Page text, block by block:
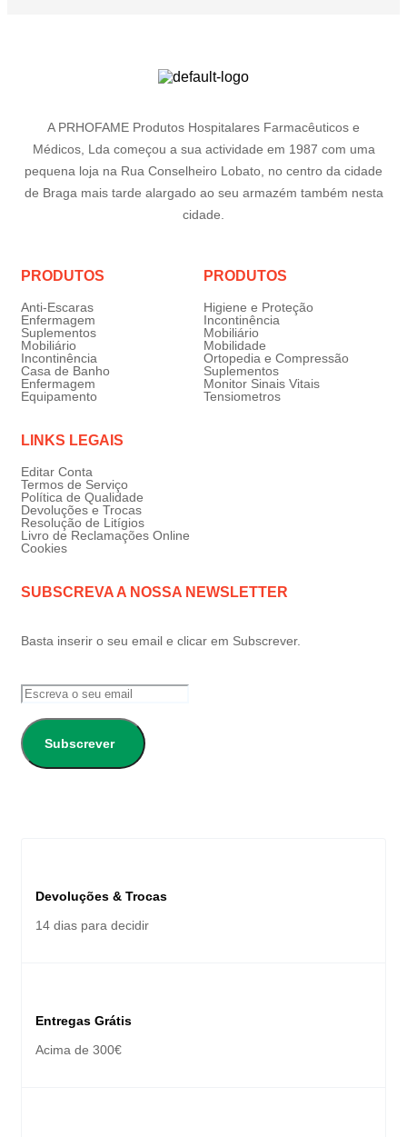
A PRHOFAME Produtos Hospitalares Farmacêuticos e
Médicos, Lda começou a sua actividade em 1987 com uma
pequena loja na Rua Conselheiro Lobato, no centro da cidade
de Braga mais tarde alargado ao seu armazém também nesta
cidade.
PRODUTOS
Anti-Escaras
Enfermagem
Suplementos
Mobiliário
Incontinência
Casa de Banho
Enfermagem
Equipamento
PRODUTOS
Higiene e Proteção
Incontinência
Mobiliário
Mobilidade
Ortopedia e Compressão
Suplementos
Monitor Sinais Vitais
Tensiometros
LINKS LEGAIS
Editar Conta
Termos de Serviço
Política de Qualidade
Devoluções e Trocas
Resolução de Litígios
Livro de Reclamações Online
Cookies
SUBSCREVA A NOSSA NEWSLETTER
Basta inserir o seu email e clicar em Subscrever.
Subscrever
Devoluções & Trocas
14 dias para decidir
Entregas Grátis
Acima de 300€